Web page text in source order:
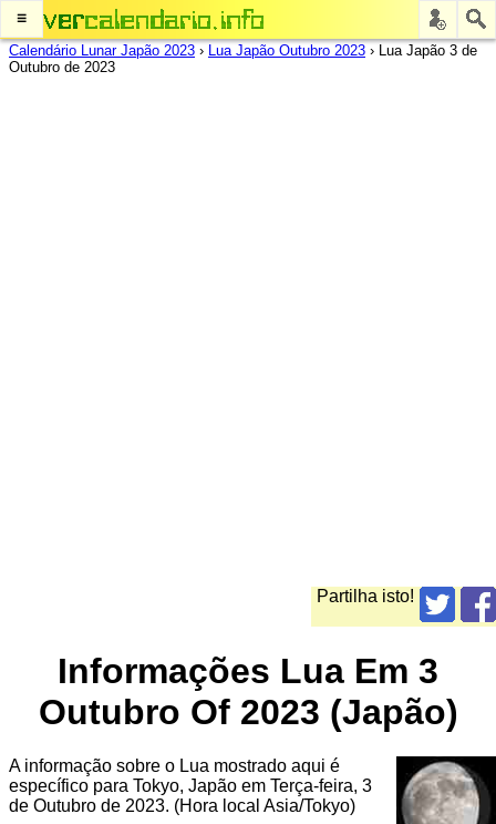
≡
Calendário Lunar Japão 2023 › Lua Japão Outubro 2023 › Lua Japão 3 de
Outubro de 2023
Partilha isto!
Informações Lua Em 3
Outubro Of 2023 (Japão)
A informação sobre o Lua mostrado aqui é
específico para Tokyo, Japão em Terça-feira, 3
de Outubro de 2023. (Hora local Asia/Tokyo)